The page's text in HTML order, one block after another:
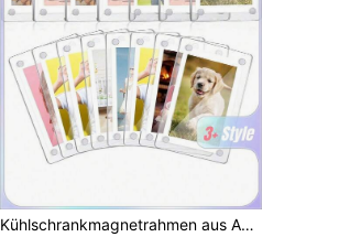
Kühlschrankmagnetrahmen aus Acryl, transparenter doppelseitiger Magnet-Fotorahmen, Anzeigerahmen, geeignet für Fujifilm, 2,36 x 3,54 Zoll